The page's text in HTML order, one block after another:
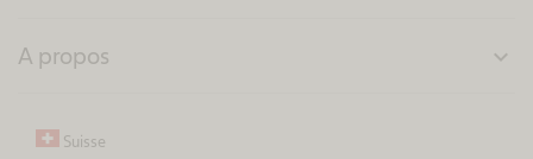
A propos expand_more
Suisse